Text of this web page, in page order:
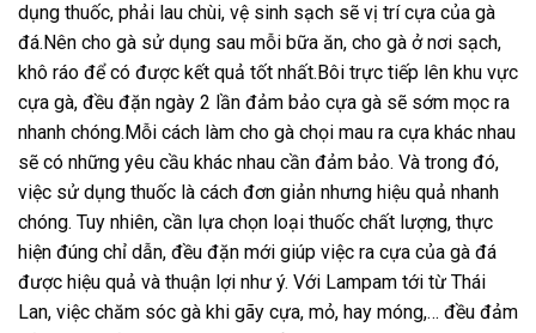
dụng thuốc, phải lau chùi, vệ sinh sạch sẽ vị trí cựa của gà
đá.Nên cho gà sử dụng sau mỗi bữa ăn, cho gà ở nơi sạch,
khô ráo để có được kết quả tốt nhất.Bôi trực tiếp lên khu vực
cựa gà, đều đặn ngày 2 lần đảm bảo cựa gà sẽ sớm mọc ra
nhanh chóng.Mỗi cách làm cho gà chọi mau ra cựa khác nhau
sẽ có những yêu cầu khác nhau cần đảm bảo. Và trong đó,
việc sử dụng thuốc là cách đơn giản nhưng hiệu quả nhanh
chóng. Tuy nhiên, cần lựa chọn loại thuốc chất lượng, thực
hiện đúng chỉ dẫn, đều đặn mới giúp việc ra cựa của gà đá
được hiệu quả và thuận lợi như ý. Với Lampam tới từ Thái
Lan, việc chăm sóc gà khi gãy cựa, mỏ, hay móng,… đều đảm